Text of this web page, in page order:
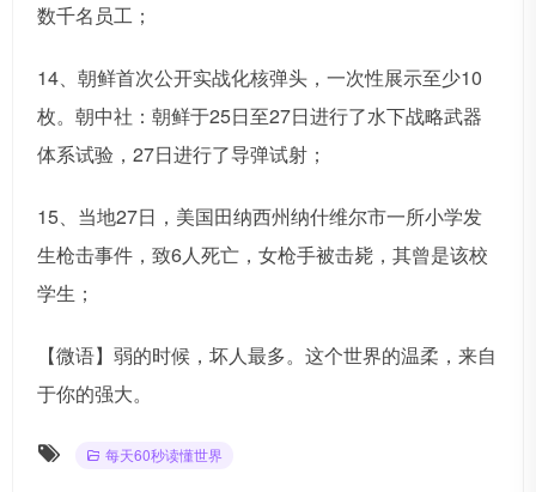
数千名员工；
14、朝鲜首次公开实战化核弹头，一次性展示至少10
枚。朝中社：朝鲜于25日至27日进行了水下战略武器
体系试验，27日进行了导弹试射；
15、当地27日，美国田纳西州纳什维尔市一所小学发
生枪击事件，致6人死亡，女枪手被击毙，其曾是该校
学生；
【微语】弱的时候，坏人最多。这个世界的温柔，来自
于你的强大。
每天60秒读懂世界